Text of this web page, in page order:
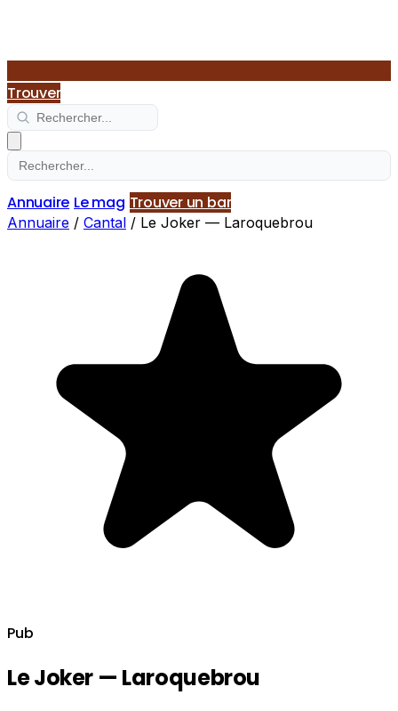
Trouver
Annuaire Le mag Trouver un bar
Annuaire / Cantal / Le Joker — Laroquebrou
Pub
Le Joker — Laroquebrou